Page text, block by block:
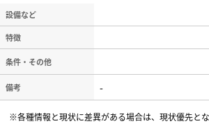
設備など
特徴
条件・その他
備考 -
※各種情報と現状に差異がある場合は、現状優先とな